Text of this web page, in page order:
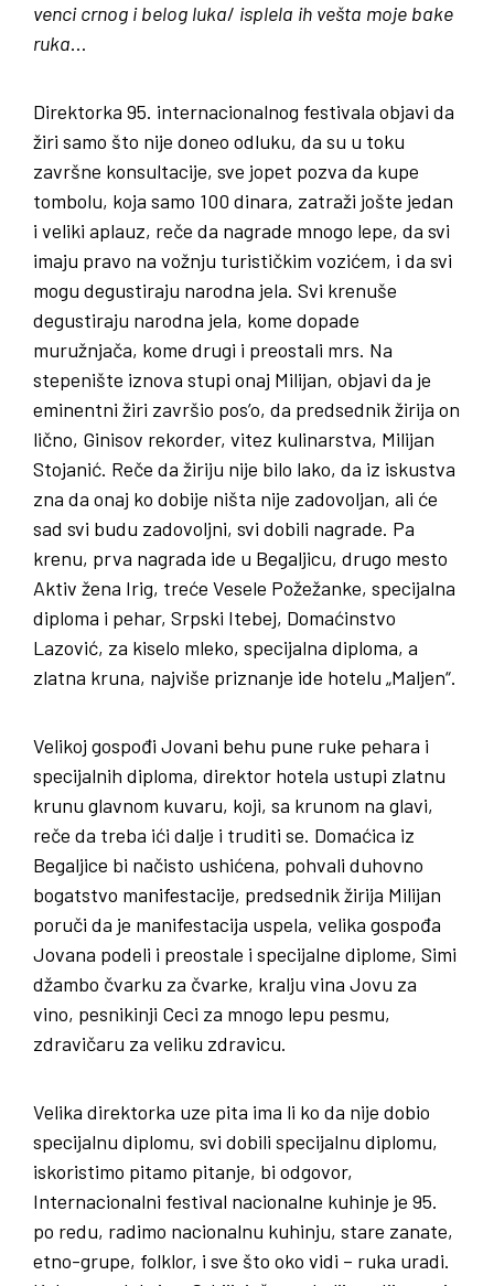
venci crnog i belog luka/ isplela ih vešta moje bake
ruka…
Direktorka 95. internacionalnog festivala objavi da
žiri samo što nije doneo odluku, da su u toku
završne konsultacije, sve jopet pozva da kupe
tombolu, koja samo 100 dinara, zatraži jošte jedan
i veliki aplauz, reče da nagrade mnogo lepe, da svi
imaju pravo na vožnju turističkim vozićem, i da svi
mogu degustiraju narodna jela. Svi krenuše
degustiraju narodna jela, kome dopade
muružnjača, kome drugi i preostali mrs. Na
stepenište iznova stupi onaj Milijan, objavi da je
eminentni žiri završio pos’o, da predsednik žirija on
lično, Ginisov rekorder, vitez kulinarstva, Milijan
Stojanić. Reče da žiriju nije bilo lako, da iz iskustva
zna da onaj ko dobije ništa nije zadovoljan, ali će
sad svi budu zadovoljni, svi dobili nagrade. Pa
krenu, prva nagrada ide u Begaljicu, drugo mesto
Aktiv žena Irig, treće Vesele Požežanke, specijalna
diploma i pehar, Srpski Itebej, Domaćinstvo
Lazović, za kiselo mleko, specijalna diploma, a
zlatna kruna, najviše priznanje ide hotelu „Maljen“.
Velikoj gospođi Jovani behu pune ruke pehara i
specijalnih diploma, direktor hotela ustupi zlatnu
krunu glavnom kuvaru, koji, sa krunom na glavi,
reče da treba ići dalje i truditi se. Domaćica iz
Begaljice bi načisto ushićena, pohvali duhovno
bogatstvo manifestacije, predsednik žirija Milijan
poruči da je manifestacija uspela, velika gospođa
Jovana podeli i preostale i specijalne diplome, Simi
džambo čvarku za čvarke, kralju vina Jovu za
vino, pesnikinji Ceci za mnogo lepu pesmu,
zdravičaru za veliku zdravicu.
Velika direktorka uze pita ima li ko da nije dobio
specijalnu diplomu, svi dobili specijalnu diplomu,
iskoristimo pitamo pitanje, bi odgovor,
Internacionalni festival nacionalne kuhinje je 95.
po redu, radimo nacionalnu kuhinju, stare zanate,
etno-grupe, folklor, i sve što oko vidi – ruka uradi.